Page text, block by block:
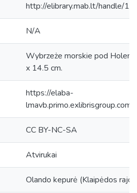
http://elibrary.mab.lt/handle/1/
N/A
Wybrzeże morskie pod
x 14.5 cm.
https://elaba-
CC BY-NC-SA
Atvirukai
Olando kepurė (Klaipėdos